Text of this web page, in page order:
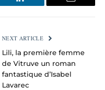
LinkedIn Email
NEXT ARTICLE
Lili, la première femme
de Vitruve un roman
fantastique d’Isabel
Lavarec